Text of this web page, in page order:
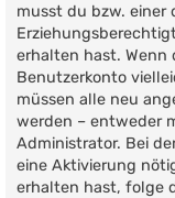
musst du bzw. einer
erhalten hast. Wenn
Benutzerkonto
müssen alle neu
werden – entweder
Administrator. Bei
eine Aktivierung
erhalten hast, folge